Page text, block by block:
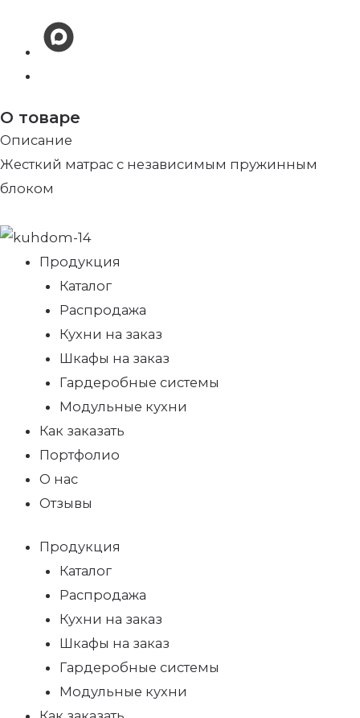
О товаре
Описание
Жесткий матрас с независимым пружинным
блоком
Продукция
Каталог
Распродажа
Кухни на заказ
Шкафы на заказ
Гардеробные системы
Модульные кухни
Как заказать
Портфолио
О нас
Отзывы
Продукция
Каталог
Распродажа
Кухни на заказ
Шкафы на заказ
Гардеробные системы
Модульные кухни